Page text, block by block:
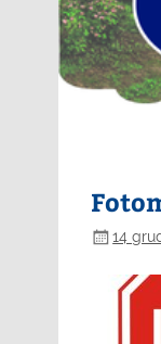
14